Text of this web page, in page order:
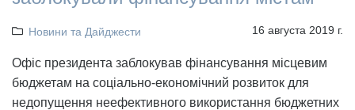
Новини та Дайджести 16 августа 2019 г.
Офіс президента заблокував фінансування місцевим
бюджетам на соціально-економічний розвиток для
недопущення неефективного використання бюджетних